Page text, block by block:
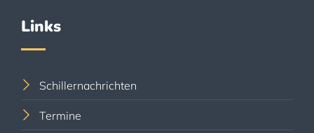
Links
Schillernachrichten
Termine